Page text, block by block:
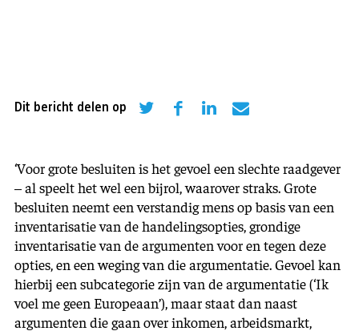
Dit bericht delen op
‘Voor grote besluiten is het gevoel een slechte raadgever
– al speelt het wel een bijrol, waarover straks. Grote
besluiten neemt een verstandig mens op basis van een
inventarisatie van de handelingsopties, grondige
inventarisatie van de argumenten voor en tegen deze
opties, en een weging van die argumentatie. Gevoel kan
hierbij een subcategorie zijn van de argumentatie (‘Ik
voel me geen Europeaan’), maar staat dan naast
argumenten die gaan over inkomen, arbeidsmarkt,